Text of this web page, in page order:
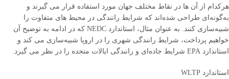
هرکدام از آن ها در نقاط مختلف جهان مورد استفاده قرار می ‌گیرند و
به‌گونه‌ای طراحی شده‌اند که شرایط رانندگی در محیط ‌های متفاوت را
شبیه‌سازی کنند. به عنوان مثال، استاندارد NEDC که در ادامه به توضیح آن
خواهیم پرداخت، شرایط رانندگی شهری را در اروپا شبیه‌سازی می ‌کند و
استاندارد EPA شرایط جاده‌ای و رانندگی ایالات متحده را در نظر می ‌گیرد.
استاندارد WLTP